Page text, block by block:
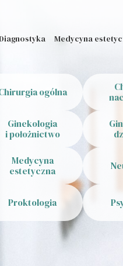
Medycyna
ogólna
Ginekologia
i położnictwo
Medycyna
estetyczna
Proktologia